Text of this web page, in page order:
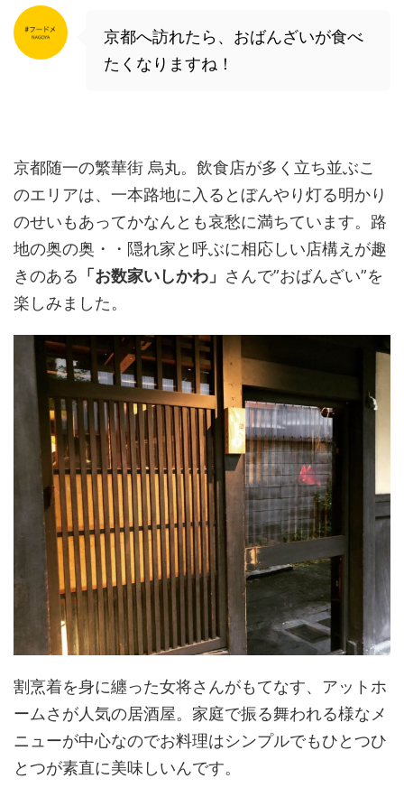
京都へ訪れたら、おばんざいが食べ
たくなりますね！
京都随一の繁華街 烏丸。飲食店が多く立ち並ぶこ
のエリアは、一本路地に入るとぼんやり灯る明かり
のせいもあってかなんとも哀愁に満ちています。路
地の奥の奥・・隠れ家と呼ぶに相応しい店構えが趣
きのある 「お数家いしかわ」 さんで”おばんざい”を
楽しみました。
割烹着を身に纏った女将さんがもてなす、アットホ
ームさが人気の居酒屋。家庭で振る舞われる様なメ
ニューが中心なのでお料理はシンプルでもひとつひ
とつが素直に美味しいんです。